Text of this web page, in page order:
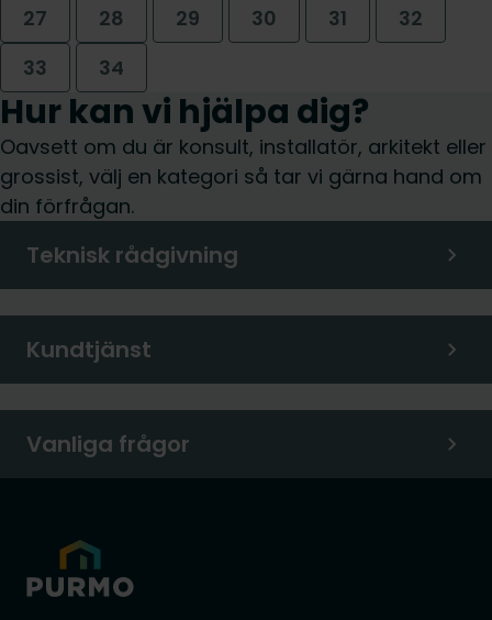
27 28 29 30 31
32
33
34
Hur kan vi hjälpa dig?
Oavsett om du är konsult, installatör, arkitekt eller
grossist, välj en kategori så tar vi gärna hand om
din förfrågan.
Teknisk rådgivning
Kundtjänst
Vanliga frågor